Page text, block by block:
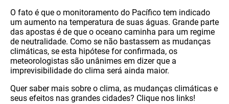
O fato é que o monitoramento do Pacífico tem indicado
um aumento na temperatura de suas águas. Grande parte
das apostas é de que o oceano caminha para um regime
de neutralidade. Como se não bastassem as mudanças
climáticas, se esta hipótese for confirmada, os
meteorologistas são unânimes em dizer que a
imprevisibilidade do clima será ainda maior.
Quer saber mais sobre o clima, as mudanças climáticas e
seus efeitos nas grandes cidades? Clique nos links!